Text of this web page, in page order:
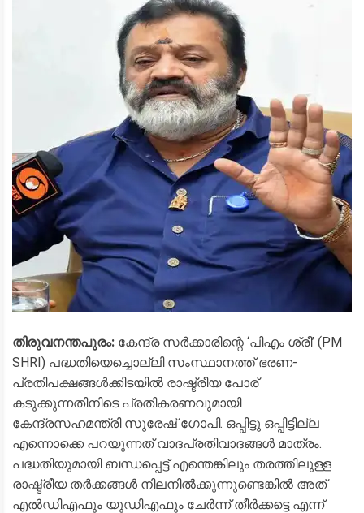
തിരുവനന്തപുരം: കേന്ദ്ര സർക്കാരിന്റെ ‘പിഎം ശ്രീ’ (PM
SHRI) പദ്ധതിയെച്ചൊല്ലി സംസ്ഥാനത്ത് ഭരണ-
പ്രതിപക്ഷങ്ങൾക്കിടയിൽ രാഷ്ട്രീയ പോര്
കടുക്കുന്നതിനിടെ പ്രതികരണവുമായി
കേന്ദ്രസഹമന്ത്രി സുരേഷ് ഗോപി. ഒപ്പിട്ടു ഒപ്പിട്ടില്ല
എന്നൊക്കെ പറയുന്നത് വാദപ്രതിവാദങ്ങൾ മാത്രം.
പദ്ധതിയുമായി ബന്ധപ്പെട്ട് എന്തെങ്കിലും തരത്തിലുള്ള
രാഷ്ട്രീയ തർക്കങ്ങൾ നിലനിൽക്കുന്നുണ്ടെങ്കിൽ അത്
എൽഡിഎഫും യുഡിഎഫും ചേർന്ന് തീർക്കട്ടെ എന്ന്